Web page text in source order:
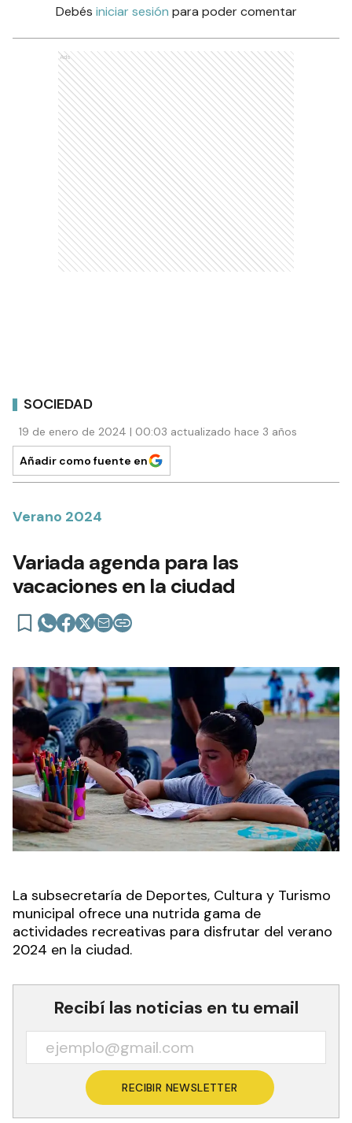
Debés iniciar sesión para poder comentar
Ads
SOCIEDAD
19 de enero de 2024 | 00:03 actualizado hace 3 años
Añadir como fuente en
Verano 2024
Variada agenda para las
vacaciones en la ciudad
La subsecretaría de Deportes, Cultura y Turismo
municipal ofrece una nutrida gama de
actividades recreativas para disfrutar del verano
2024 en la ciudad.
Recibí las noticias en tu email
RECIBIR NEWSLETTER